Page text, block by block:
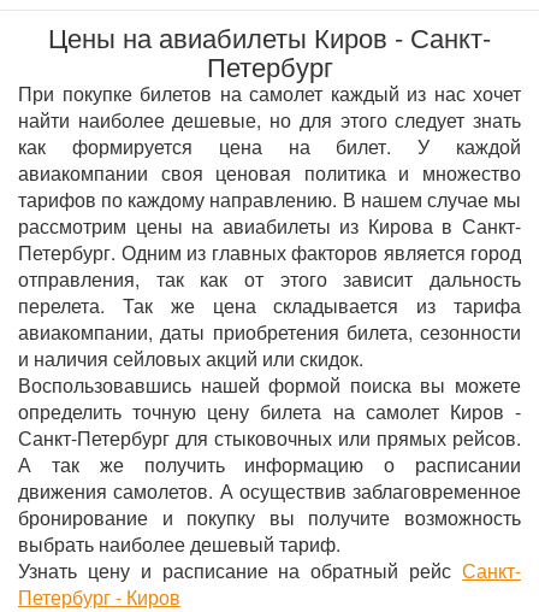
Цены на авиабилеты Киров - Санкт-
Петербург
При покупке билетов на самолет каждый из нас хочет
найти наиболее дешевые, но для этого следует знать
как формируется цена на билет. У каждой
авиакомпании своя ценовая политика и множество
тарифов по каждому направлению. В нашем случае мы
рассмотрим цены на авиабилеты из Кирова в Санкт-
Петербург. Одним из главных факторов является город
отправления, так как от этого зависит дальность
перелета. Так же цена складывается из тарифа
авиакомпании, даты приобретения билета, сезонности
и наличия сейловых акций или скидок.
Воспользовавшись нашей формой поиска вы можете
определить точную цену билета на самолет Киров -
Санкт-Петербург для стыковочных или прямых рейсов.
А так же получить информацию о расписании
движения самолетов. А осуществив заблаговременное
бронирование и покупку вы получите возможность
выбрать наиболее дешевый тариф.
Узнать цену и расписание на обратный рейс Санкт-
Петербург - Киров